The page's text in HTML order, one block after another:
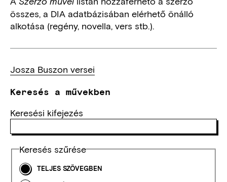
összes, a DIA adatbázisában elérhető önálló
alkotása (regény, novella, vers stb.).
Josza Buszon versei
Keresés a művekben
Keresési kifejezés
Keresés szűrése
TELJES SZÖVEGBEN